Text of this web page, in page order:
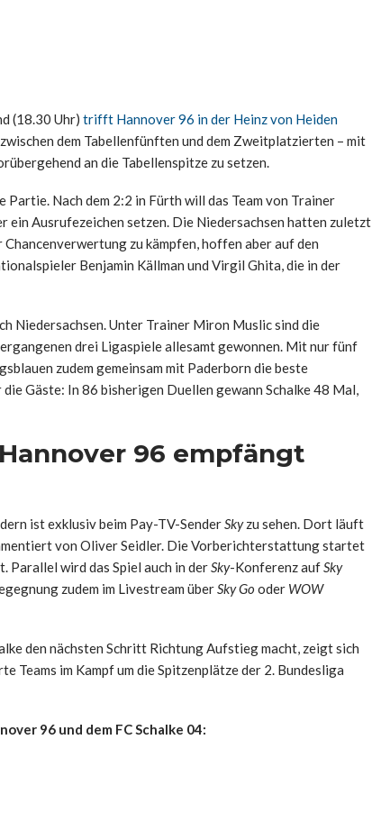
(18.30 Uhr) trifft Hannover 96 in der Heinz von Heiden
dem Tabellenfünften und dem Zweitplatzierten – mit
an die Tabellenspitze zu setzen.
Nach dem 2:2 in Fürth will das Team von Trainer
ein Ausrufezeichen setzen. Die Niedersachsen hatten zuletzt
zu kämpfen, hoffen aber auf den
Benjamin Källman und Virgil Ghita, die in der
Niedersachsen. Unter Trainer Miron Muslic sind die
drei Ligaspiele allesamt gewonnen. Mit nur fünf
zudem gemeinsam mit Paderborn die beste
Gäste: In 86 bisherigen Duellen gewann Schalke 48 Mal,
96 empfängt
ist exklusiv beim Pay-TV-SenderSkyzu sehen. Dort läuft
von Oliver Seidler. Die Vorberichterstattung startet
Parallel wird das Spiel auch in derSky-Konferenz aufSky
zudem im Livestream überSky Go oder WOW
den nächsten Schritt Richtung Aufstieg macht, zeigt sich
Teams im Kampf um die Spitzenplätze der 2. Bundesliga
96 und dem FC Schalke 04: